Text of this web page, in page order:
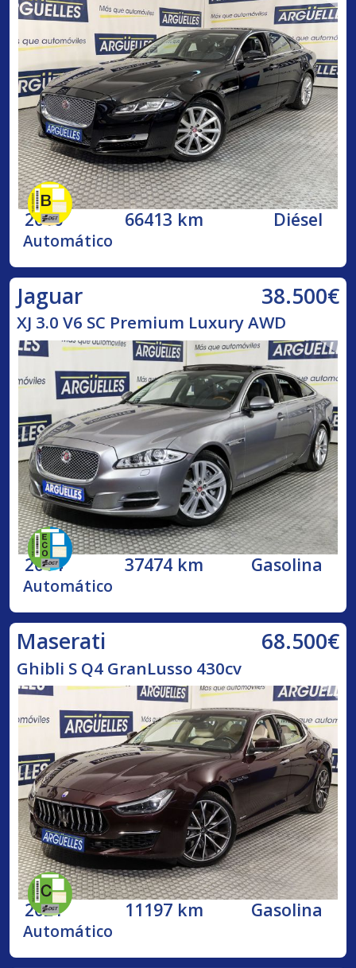
2016 66413 km Diésel
Automático
Jaguar 38.500€
XJ 3.0 V6 SC Premium Luxury AWD
2014 37474 km Gasolina
Automático
Maserati 68.500€
Ghibli S Q4 GranLusso 430cv
2021 11197 km Gasolina
Automático